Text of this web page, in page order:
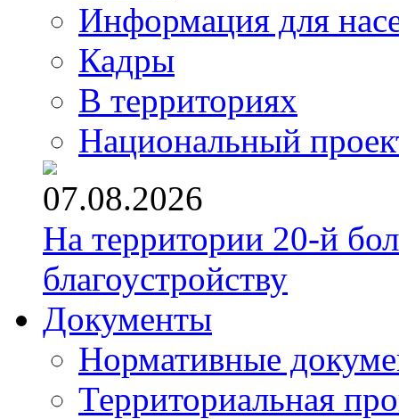
Информация для
Кадры
В территориях
Национальный
07.08.2026
На территории 20-й
благоустройству
Документы
Нормативные
Территориальная